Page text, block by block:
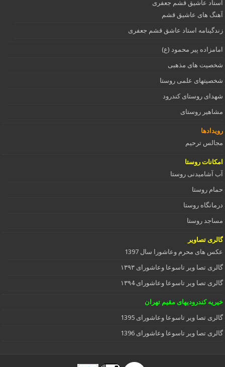
استاد عاشیق قشم جعفری
آهنگ های عاشیق قشم
زندگینامه استاد عاشق قشم جعفری
امامزاده پیر محمود (ع)
شخصیت های مذهبی
شخصیتهای علمی روستا
شهدای روستای کندرود
مشاهیر روستای
رویدادها
مجالس ترحیم
امکانات روستا
آب آشامیدنی روستا
حمام روستا
درمانگاه روستا
مساجد روستا
گالری تصاویر
عکس های محرم وعاشورا سال 1397
گالری تصا ویر تاسوعا وعاشورای ۱۳۹۳
گالری تصا ویر تاسوعا وعاشورای ۱۳۹4
خیریه کندرودیهای مقیم تهران
گالری تصا ویر تاسوعا وعاشورای 1395
گالری تصا ویر تاسوعا وعاشورای 1396